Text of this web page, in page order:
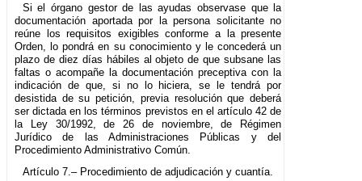
Si el órgano gestor de las ayudas observase que la
documentación aportada por la persona solicitante no
reúne los requisitos exigibles conforme a la presente
Orden, lo pondrá en su conocimiento y le concederá un
plazo de diez días hábiles al objeto de que subsane las
faltas o acompañe la documentación preceptiva con la
indicación de que, si no lo hiciera, se le tendrá por
desistida de su petición, previa resolución que deberá
ser dictada en los términos previstos en el artículo 42 de
la Ley 30/1992, de 26 de noviembre, de Régimen
Jurídico de las Administraciones Públicas y del
Procedimiento Administrativo Común.
Artículo 7.– Procedimiento de adjudicación y cuantía.